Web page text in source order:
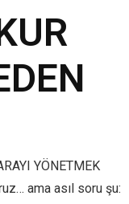
YÖNETMEK
ama asıl soru şu: